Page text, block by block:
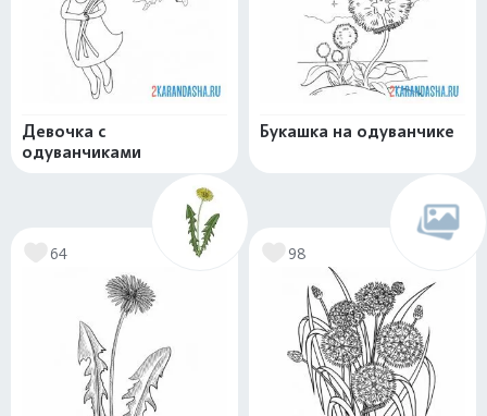
Девочка с
одуванчиками
Букашка на одуванчике
64 98